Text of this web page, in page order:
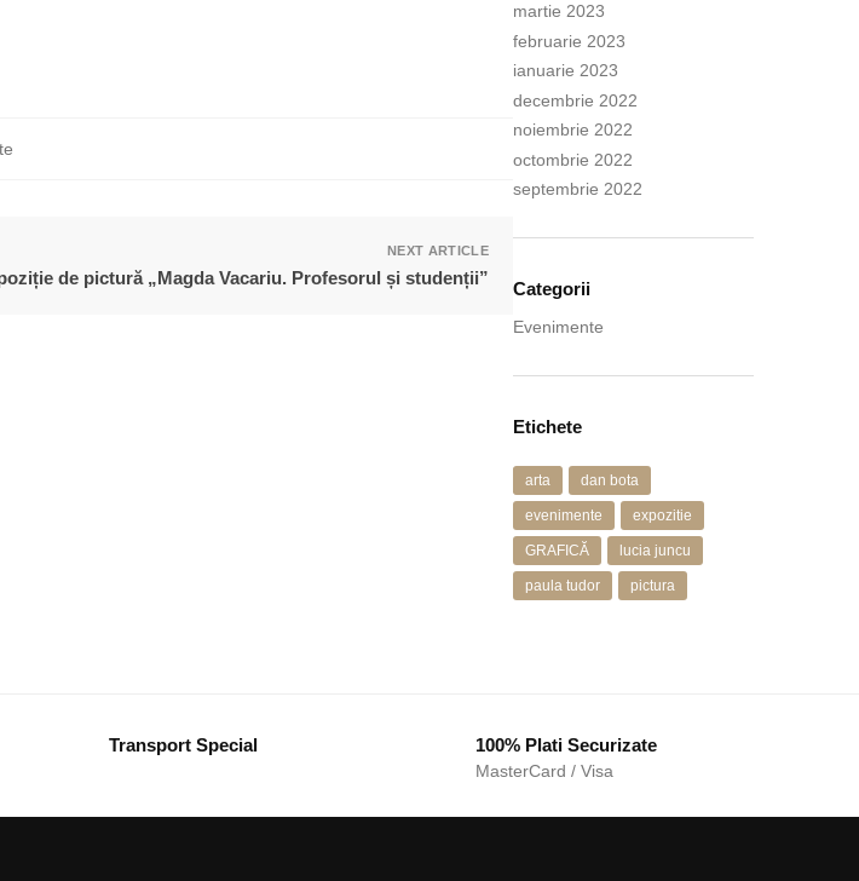
NEXT ARTICLE
de pictură „Magda Vacariu. Profesorul și studenții”
martie 2023
februarie 2023
ianuarie 2023
decembrie 2022
noiembrie 2022
octombrie 2022
septembrie 2022
Categorii
Evenimente
Etichete
arta dan bota
evenimente expozitie
GRAFICĂ lucia juncu
paula tudor pictura
Transport Special 100% Plati Securizate
MasterCard / Visa